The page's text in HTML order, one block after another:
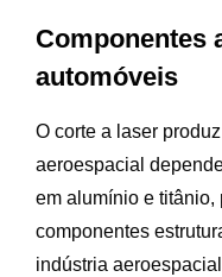
Componentes
automóveis
O corte a laser produz
aeroespacial
em alumínio e titânio,
componentes
indústria